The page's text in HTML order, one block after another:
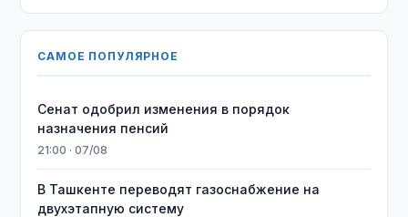
САМОЕ ПОПУЛЯРНОЕ
Сенат одобрил изменения в порядок
назначения пенсий
21:00 · 07/08
В Ташкенте переводят газоснабжение на
двухэтапную систему